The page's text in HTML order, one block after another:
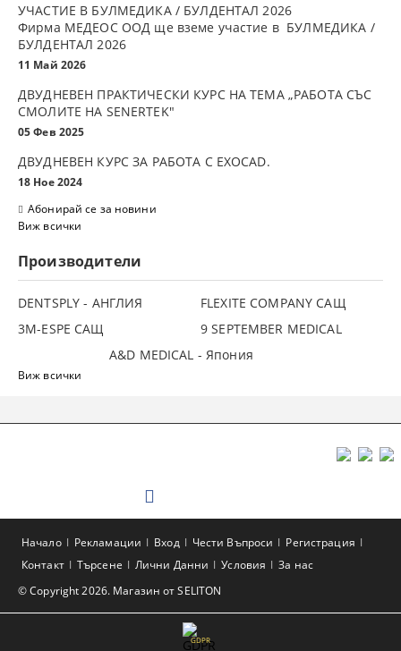
УЧАСТИЕ В БУЛМЕДИКА / БУЛДЕНТАЛ 2026
Фирма МЕДЕОС ООД ще вземе участие в БУЛМЕДИКА /
БУЛДЕНТАЛ 2026
11 Май 2026
ДВУДНЕВЕН ПРАКТИЧЕСКИ КУРС НА ТЕМА „РАБОТА СЪС
СМОЛИТЕ НА SENERTEK"
05 Фев 2025
ДВУДНЕВЕН КУРС ЗА РАБОТА С ЕXOCAD.
18 Ное 2024
Абонирай се за новини
Виж всички
Производители
DENTSPLY - АНГЛИЯ
FLEXITE COMPANY САЩ
3М-ESPE САЩ
9 SEPTEMBER MEDICAL
A&D MEDICAL - Япония
Виж всички
© Copyright 2026. Магазин от SELITON
Начало Рекламации Вход Чести Въпроси
Регистрация
Контакт
Търсене Лични Данни Условия За нас
GDPR